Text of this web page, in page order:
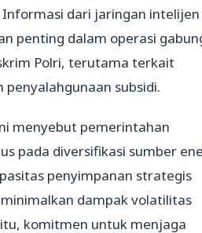
dari jaringan intelijen
penting dalam operasi
Polri, terutama terkait
subsidi.
menyebut pemerintahan
pada diversifikasi sumber
penyimpanan strategis
dampak volatilitas
komitmen untuk menjaga